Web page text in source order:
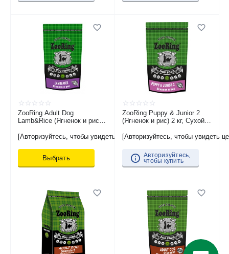
ZooRing Adult Dog
Lamb&Rice (Ягненок и рис) 2
взрослых собак средних и
аллергии
[Авторизуйтесь, чтобы увидеть цену]
Выбрать
ZooRing Puppy & Junior 2
(Ягненок и рис) 2 кг, Сухой
всех пород
[Авторизуйтесь, чтобы увидеть
Авторизуйтесь,
чтобы купить